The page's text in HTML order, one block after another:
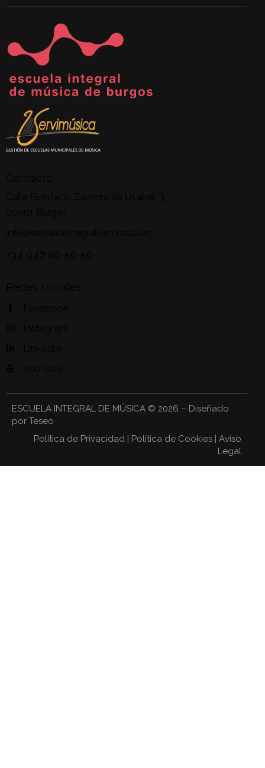
ESCUELA INTEGRAL DE MÚSICA © 2026 – Diseñado
por Teseo
Política de Privacidad | Política de Cookies | Aviso
Legal